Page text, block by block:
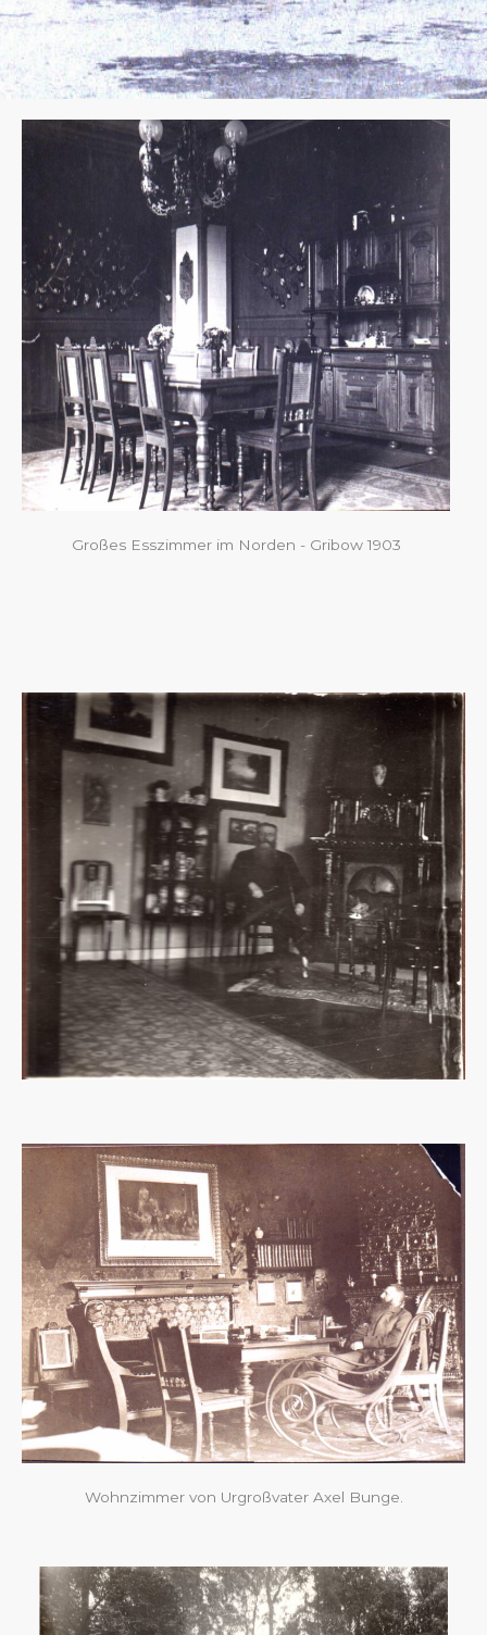
Großes Esszimmer im Norden - Gribow 1903
Wohnzimmer von Urgroßvater Axel Bunge.